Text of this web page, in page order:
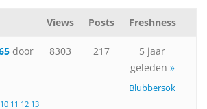
Views Posts Freshness
door
10 11 12 13
8303 217
5 jaar
geleden »
Blubbersok